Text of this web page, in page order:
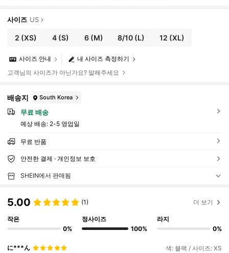
사이즈 US
2 (XS) 4(S) 6(M) 8/10 (L) 12 (XL)
내 사이즈 측정하기
사이즈 안내
고객님의 사이즈가 아닌가요? 말해주세요
배송지 South Korea
무료 배송
예상 배송: 2-5 영업일
무료 반품
안전한 결제 · 개인정보 보호
SHEIN에서 판매됨
5.00 (1) 더 보기
작은
0%
정사이즈
100%
라지
0%
に***ん 색: 블랙 / 사이즈: XS